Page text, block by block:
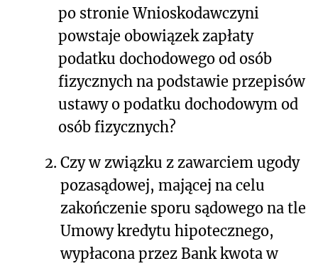
po stronie Wnioskodawczyni
powstaje obowiązek zapłaty
podatku dochodowego od osób
fizycznych na podstawie przepisów
ustawy o podatku dochodowym od
osób fizycznych?
2. Czy w związku z zawarciem ugody
pozasądowej, mającej na celu
zakończenie sporu sądowego na tle
Umowy kredytu hipotecznego,
wypłacona przez Bank kwota w